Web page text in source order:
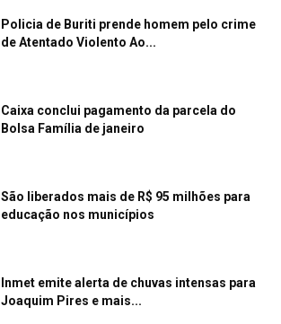
Policia de Buriti prende homem pelo crime
de Atentado Violento Ao...
Caixa conclui pagamento da parcela do
Bolsa Família de janeiro
São liberados mais de R$ 95 milhões para
educação nos municípios
Inmet emite alerta de chuvas intensas para
Joaquim Pires e mais...